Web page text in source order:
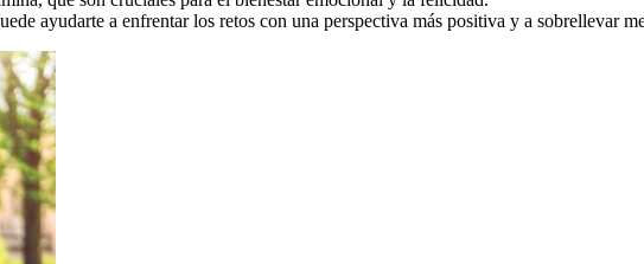
ayudarte a enfrentar los retos con una perspectiva más positiva y a sobrellevar